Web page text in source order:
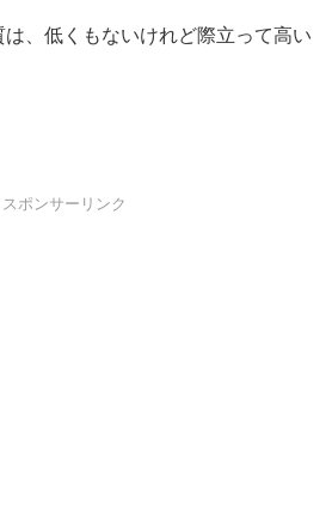
、低くもないけれど際立って高い
スポンサーリンク